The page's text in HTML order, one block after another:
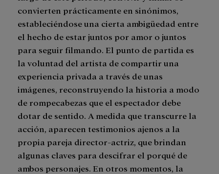
convierten prácticamente en sinónimos,
estableciéndose una cierta ambigüedad entre
el hecho de estar juntos por amor o juntos
para seguir filmando. El punto de partida es
la voluntad del artista de compartir una
experiencia privada a través de unas
imágenes, reconstruyendo la historia a modo
de rompecabezas que el espectador debe
dotar de sentido. A medida que transcurre la
acción, aparecen testimonios ajenos a la
propia pareja director-actriz, que brindan
algunas claves para descifrar el porqué de
ambos personajes. En otros momentos, la